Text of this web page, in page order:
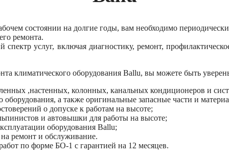
состоянии на долгие годы, вам необходимо
ремонта.
услуг, включая диагностику, ремонт,
климатического оборудования Ballu, вы можете быть
,настенных, колонных, канальных кондиционеров и
а также оригинальные запасные части и
о допуске к работам на высоте;
и автовышки для работы на высоте;
оборудования Ballu;
ремонт и обслуживание.
по форме БО-1 с гарантией на 12 месяцев.